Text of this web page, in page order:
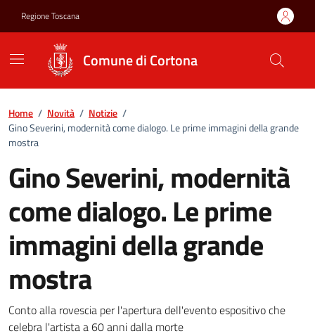
Regione Toscana
Comune di Cortona
Home / Novità / Notizie /
Gino Severini, modernità come dialogo. Le prime immagini della grande
mostra
Gino Severini, modernità
come dialogo. Le prime
immagini della grande
mostra
Gino Severini, modernità
Conto alla rovescia per l'apertura dell'evento espositivo che
celebra l'artista a 60 anni dalla morte